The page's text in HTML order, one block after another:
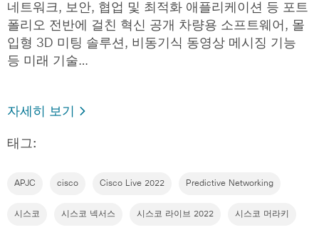
네트워크, 보안, 협업 및 최적화 애플리케이션 등 포트
폴리오 전반에 걸친 혁신 공개 차량용 소프트웨어, 몰
입형 3D 미팅 솔루션, 비동기식 동영상 메시징 기능
등 미래 기술…
자세히 보기
태그:
APJC cisco Cisco Live 2022 Predictive Networking
시스코 시스코 넥서스 시스코 라이브 2022 시스코 머라키